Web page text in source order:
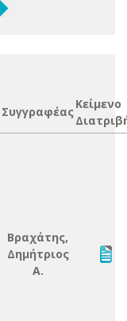
Συγγραφέας
Κείμενο
Βραχάτης,
Δημήτριος
Α.